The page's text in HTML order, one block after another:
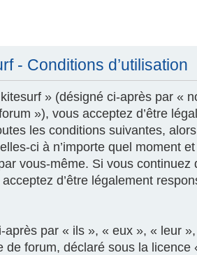
- Conditions d’utilisation
» (désigné ci-après par «
»), vous acceptez d’être
les conditions suivantes,
ci à n’importe quel moment
vous-même. Si vous
d’être légalement
par « ils », « eux », « leur
forum, déclaré sous la licence